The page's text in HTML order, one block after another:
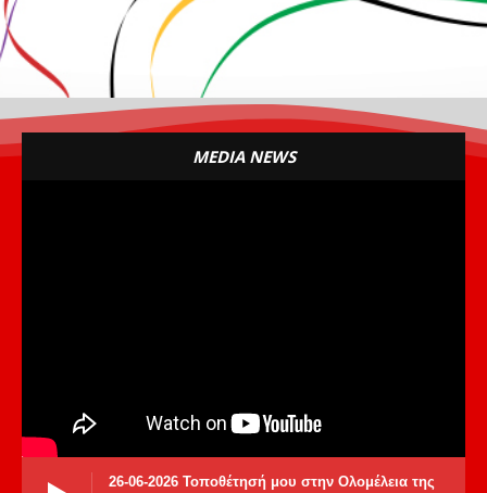
MEDIA NEWS
26-06-2026 Τοποθέτησή μου στην Ολομέλεια της